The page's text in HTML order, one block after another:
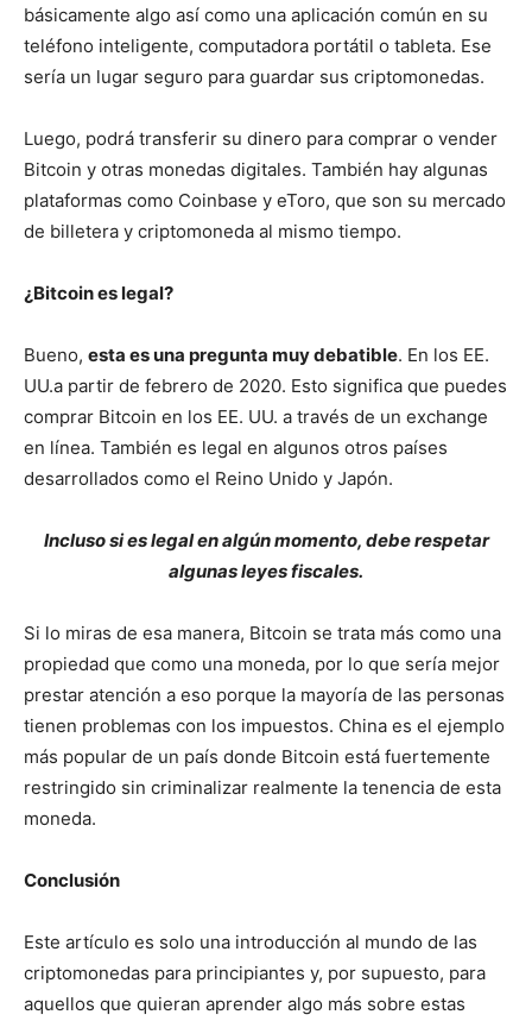
básicamente algo así como una aplicación común en su
teléfono inteligente, computadora portátil o tableta. Ese
sería un lugar seguro para guardar sus criptomonedas.
Luego, podrá transferir su dinero para comprar o vender
Bitcoin y otras monedas digitales. También hay algunas
plataformas como Coinbase y eToro, que son su mercado
de billetera y criptomoneda al mismo tiempo.
¿Bitcoin es legal?
Bueno, esta es una pregunta muy debatible. En los EE.
UU.a partir de febrero de 2020. Esto significa que puedes
comprar Bitcoin en los EE. UU. a través de un exchange
en línea. También es legal en algunos otros países
desarrollados como el Reino Unido y Japón.
Incluso si es legal en algún momento, debe respetar
algunas leyes fiscales.
Si lo miras de esa manera, Bitcoin se trata más como una
propiedad que como una moneda, por lo que sería mejor
prestar atención a eso porque la mayoría de las personas
tienen problemas con los impuestos. China es el ejemplo
más popular de un país donde Bitcoin está fuertemente
restringido sin criminalizar realmente la tenencia de esta
moneda.
Conclusión
Este artículo es solo una introducción al mundo de las
criptomonedas para principiantes y, por supuesto, para
aquellos que quieran aprender algo más sobre estas